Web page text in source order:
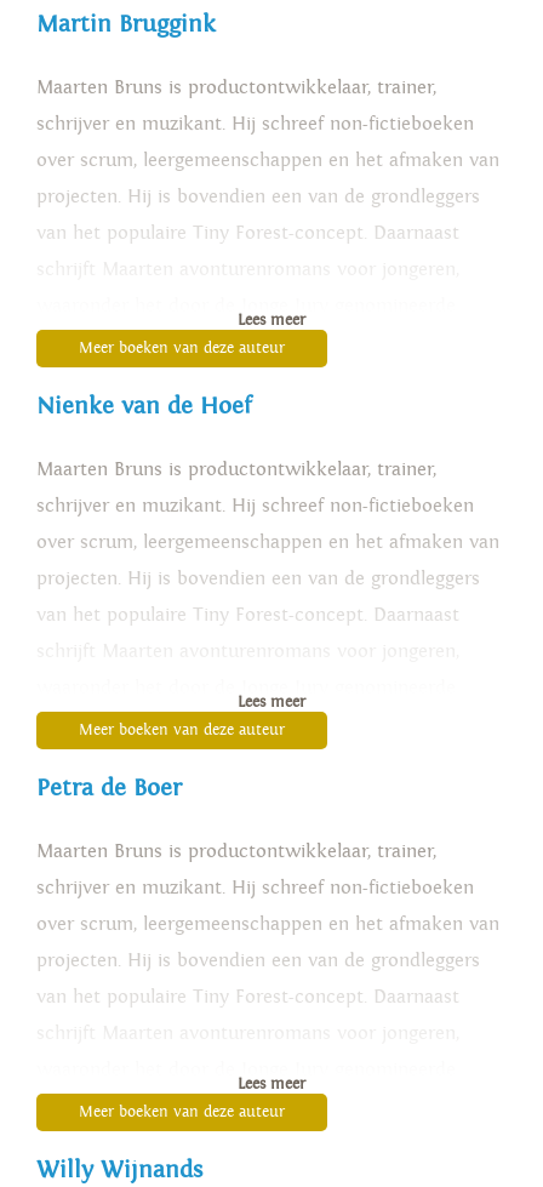
Martin Bruggink
Maarten Bruns is productontwikkelaar, trainer,
schrijver en muzikant. Hij schreef non-fictieboeken
over scrum, leergemeenschappen en het afmaken van
projecten. Hij is bovendien een van de grondleggers
van het populaire Tiny Forest-concept. Daarnaast
'Dertiendagh'en 'Het oog van de dageraad
Lees meer
Meer boeken van deze auteur
Nienke van de Hoef
Maarten Bruns is productontwikkelaar, trainer,
schrijver en muzikant. Hij schreef non-fictieboeken
over scrum, leergemeenschappen en het afmaken van
projecten. Hij is bovendien een van de grondleggers
van het populaire Tiny Forest-concept. Daarnaast
'Dertiendagh'en 'Het oog van de dageraad
Lees meer
Meer boeken van deze auteur
Petra de Boer
Maarten Bruns is productontwikkelaar, trainer,
schrijver en muzikant. Hij schreef non-fictieboeken
over scrum, leergemeenschappen en het afmaken van
projecten. Hij is bovendien een van de grondleggers
van het populaire Tiny Forest-concept. Daarnaast
'Dertiendagh'en 'Het oog van de dageraad
Lees meer
Meer boeken van deze auteur
Willy Wijnands